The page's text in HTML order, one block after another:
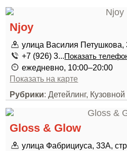
Njoy
улица Василия Петушкова,
+7 (926) 3...Показать
ежедневно, 10:00–20:00
Показать на карте
Рубрики: Детейлинг,
Gloss & Glow
улица Фабрициуса, 33А,